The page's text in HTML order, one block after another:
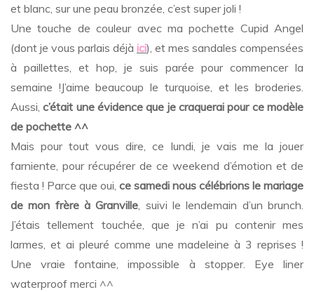
et blanc, sur une peau bronzée, c’est super joli !
Une touche de couleur avec ma pochette Cupid Angel
(dont je vous parlais déjà ici), et mes sandales compensées
à paillettes, et hop, je suis parée pour commencer la
semaine !J’aime beaucoup le turquoise, et les broderies.
Aussi,c’était une évidence que je craquerai pour ce modèle
de pochette ^^
Mais pour tout vous dire, ce lundi, je vais me la jouer
farniente, pour récupérer de ce weekend d’émotion et de
fiesta ! Parce que oui, ce samedi nous célébrions le mariage
de mon frère à Granville, suivi le lendemain d’un brunch.
J’étais tellement touchée, que je n’ai pu contenir mes
larmes, et ai pleuré comme une madeleine à 3 reprises !
Une vraie fontaine, impossible à stopper. Eye liner
waterproof merci ^^